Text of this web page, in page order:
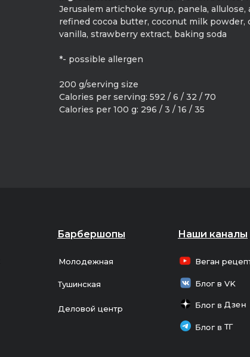
Jerusalem artichoke syrup, panela, allulose,
refined cocoa butter, coconut milk powder,
vanilla, strawberry extract, baking soda
*- possible allergen
200 g/serving size
Calories per serving: 592 / 6 / 32 / 70
Calories per 100 g: 296 / 3 / 16 / 35
Барбершопы
Молодежная
Тушинская
Деловой центр
Наши каналы
Блог в VK
Веган
Блог в ТГ
Блог в Дзен